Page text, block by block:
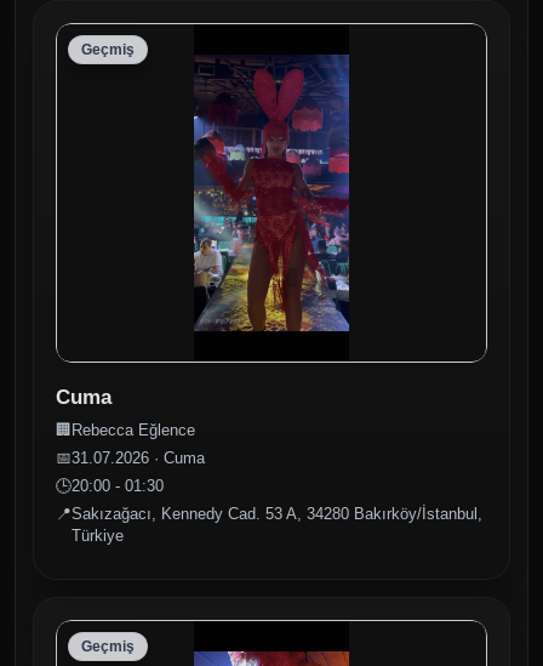
Geçmiş
Cuma
🏢 Rebecca Eğlence
📅31.07.2026 · Cuma
🕒20:00 - 01:30
📍Sakızağacı, Kennedy Cad. 53 A, 34280 Bakırköy/İstanbul,
Türkiye
Geçmiş